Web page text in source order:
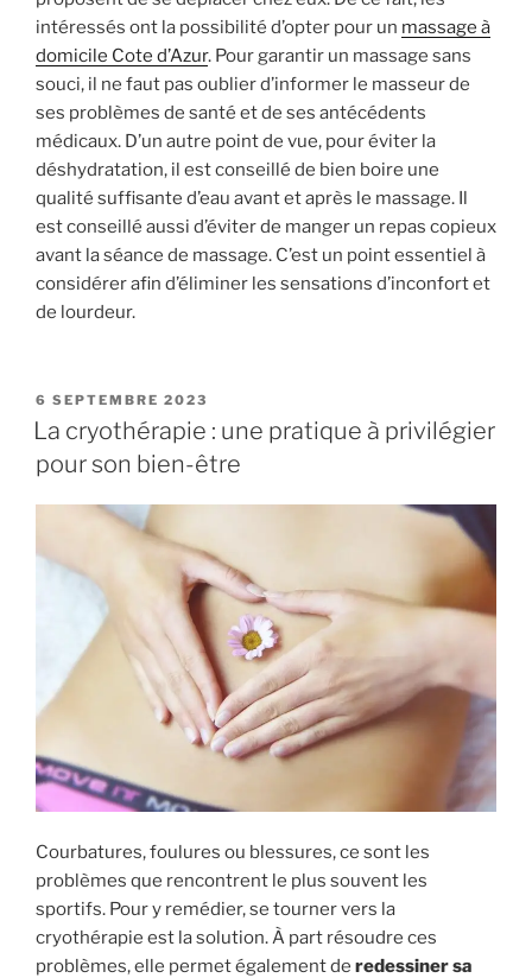
intéressés ont la possibilité d’opter pour un massage à
domicile Cote d’Azur. Pour garantir un massage sans
souci, il ne faut pas oublier d’informer le masseur de
ses problèmes de santé et de ses antécédents
médicaux. D’un autre point de vue, pour éviter la
déshydratation, il est conseillé de bien boire une
qualité suffisante d’eau avant et après le massage. Il
est conseillé aussi d’éviter de manger un repas copieux
avant la séance de massage. C’est un point essentiel à
considérer afin d’éliminer les sensations d’inconfort et
de lourdeur.
PUBLIÉ
LE
6 SEPTEMBRE 2023
La cryothérapie : une pratique à privilégier
pour son bien-être
Courbatures, foulures ou blessures, ce sont les
problèmes que rencontrent le plus souvent les
sportifs. Pour y remédier, se tourner vers la
cryothérapie est la solution. À part résoudre ces
problèmes, elle permet également de redessiner sa